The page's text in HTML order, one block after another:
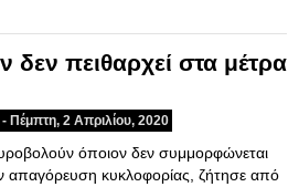
δεν πειθαρχεί στα μέτρα
Πέμπτη, 2 Απριλίου, 2020
όποιον δεν συμμορφώνεται
απαγόρευση κυκλοφορίας, ζήτησε από